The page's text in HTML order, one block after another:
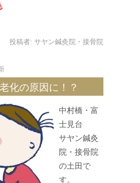
投稿者: サヤン鍼灸院・接骨院
化の原因に！？
中村橋・富
士見台
サヤン鍼灸
院・接骨院
の土田で
す。